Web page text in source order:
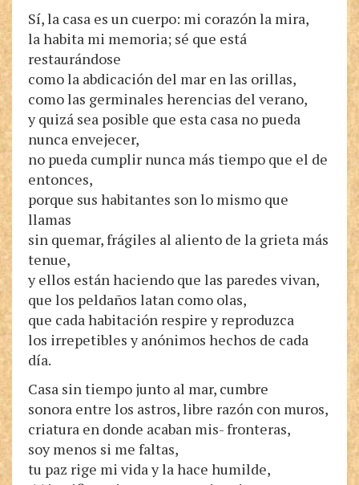
Sí, la casa es un cuerpo: mi corazón la mira,
la habita mi memoria; sé que está
restaurándose
como la abdicación del mar en las orillas,
como las germinales herencias del verano,
y quizá sea posible que esta casa no pueda
nunca envejecer,
no pueda cumplir nunca más tiempo que el de
entonces,
porque sus habitantes son lo mismo que
llamas
sin quemar, frágiles al aliento de la grieta más
tenue,
y ellos están haciendo que las paredes vivan,
que los peldaños latan como olas,
que cada habitación respire y reproduzca
los irrepetibles y anónimos hechos de cada
día.
Casa sin tiempo junto al mar, cumbre
sonora entre los astros, libre razón con muros,
criatura en donde acaban mis- fronteras,
soy menos si me faltas,
tu paz rige mi vida y la hace humilde,